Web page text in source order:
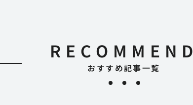
RECOMMEND
おすすめ記事一覧